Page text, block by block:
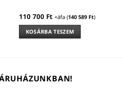
110 700 Ft +áfa (140 589 Ft)
KOSÁRBA TESZEM